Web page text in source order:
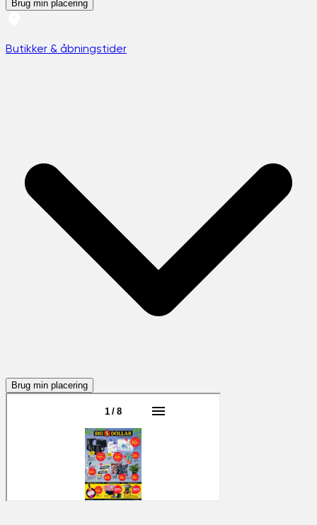
Brug min placering
Butikker & åbningstider
Brug min placering